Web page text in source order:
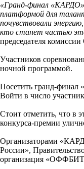
«Гранд-финал
платформой для
почувствовали
кто станет частью
председателя
Участников
ночной программой.
Посетить гранд-финал
Войти в число
Стоит отметить, что в
конкурса-премии
Организаторами
России»,
организация